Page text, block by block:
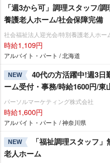
「週3から可」調理スタッフ/
養護老人ホーム/社会保障完備
社会福祉法人迎光会/特別養護老人ホー
時給1,109円
アルバイト・パート / 北海道
NEW
40代の方活躍中!週3日
ーム受付・事務/時給1600円/東
パーソルマーケティング株式会社
時給1,600円
アルバイト・パート / 神奈川県
NEW
「福祉調理スタッフ
老人ホーム